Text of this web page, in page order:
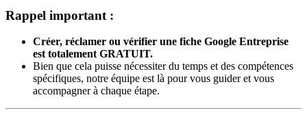
Rappel important :
Créer, réclamer ou vérifier une fiche Google Entreprise
est totalement GRATUIT.
Bien que cela puisse nécessiter du temps et des compétences
spécifiques, notre équipe est là pour vous guider et vous
accompagner à chaque étape.